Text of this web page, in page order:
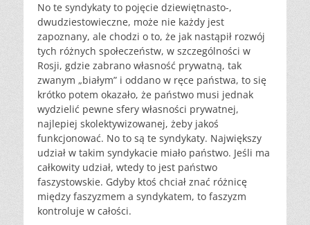
No te syndykaty to pojęcie dziewiętnasto-,
dwudziestowieczne, może nie każdy jest
zapoznany, ale chodzi o to, że jak nastąpił rozwój
tych różnych społeczeństw, w szczególności w
Rosji, gdzie zabrano własność prywatną, tak
zwanym „białym” i oddano w ręce państwa, to się
krótko potem okazało, że państwo musi jednak
wydzielić pewne sfery własności prywatnej,
najlepiej skolektywizowanej, żeby jakoś
funkcjonować. No to są te syndykaty. Największy
udział w takim syndykacie miało państwo. Jeśli ma
całkowity udział, wtedy to jest państwo
faszystowskie. Gdyby ktoś chciał znać różnicę
między faszyzmem a syndykatem, to faszyzm
kontroluje w całości.